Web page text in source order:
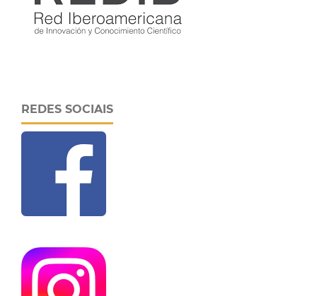
REDES SOCIAIS